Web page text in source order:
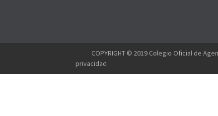
COPYRIGHT © 2019 Colegio Oficial de
privacidad